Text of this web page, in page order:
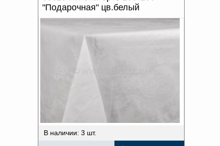
"Подарочная" цв.белый
В наличии: 3 шт.